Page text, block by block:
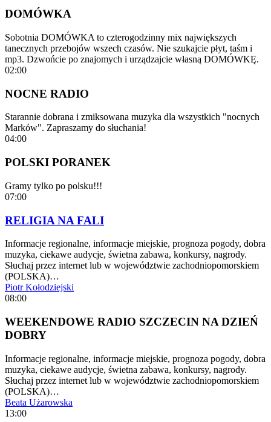
DOMÓWKA
Sobotnia DOMÓWKA to czterogodzinny mix największych
tanecznych przebojów wszech czasów. Nie szukajcie płyt, taśm i
mp3. Dzwońcie po znajomych i urządzajcie własną DOMÓWKĘ.
02:00
NOCNE RADIO
Starannie dobrana i zmiksowana muzyka dla wszystkich "nocnych
Marków". Zapraszamy do słuchania!
04:00
POLSKI PORANEK
Gramy tylko po polsku!!!
07:00
RELIGIA NA FALI
Informacje regionalne, informacje miejskie, prognoza pogody, dobra
muzyka, ciekawe audycje, świetna zabawa, konkursy, nagrody.
Słuchaj przez internet lub w województwie zachodniopomorskiem
(POLSKA)…
Piotr Kołodziejski
08:00
WEEKENDOWE RADIO SZCZECIN NA DZIEŃ
DOBRY
Informacje regionalne, informacje miejskie, prognoza pogody, dobra
muzyka, ciekawe audycje, świetna zabawa, konkursy, nagrody.
Słuchaj przez internet lub w województwie zachodniopomorskiem
(POLSKA)…
Beata Użarowska
13:00